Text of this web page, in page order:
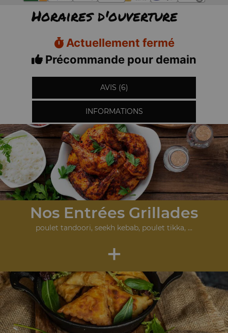
Horaires d'ouverture
Actuellement fermé
Précommande pour demain
AVIS (6)
INFORMATIONS
Nos Entrées Grillades
poulet tandoori, seekh kebab, poulet tikka, ...
+